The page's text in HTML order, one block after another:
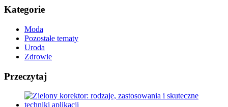
Kategorie
Moda
Pozostałe tematy
Uroda
Zdrowie
Przeczytaj